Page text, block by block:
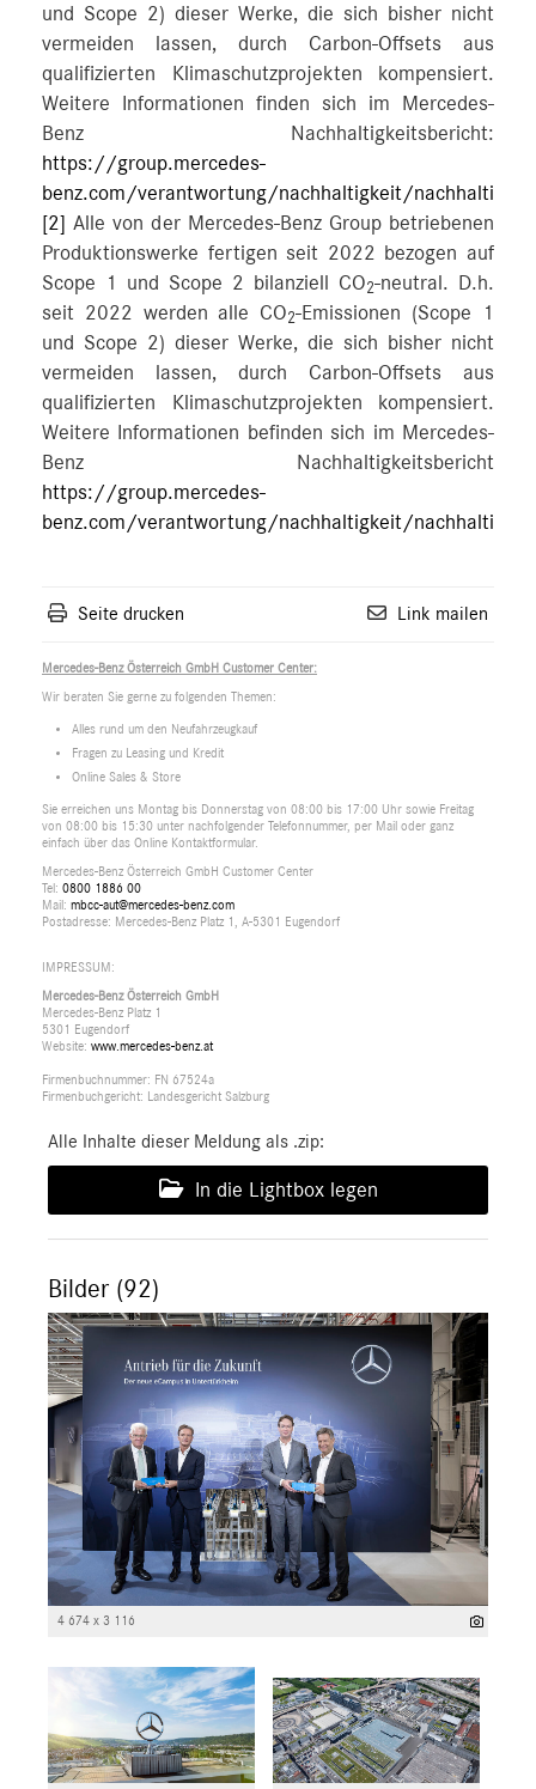
und Scope 2) dieser Werke, die sich bisher nicht
vermeiden lassen, durch Carbon-Offsets aus
qualifizierten Klimaschutzprojekten kompensiert.
Weitere Informationen finden sich im Mercedes-
Benz Nachhaltigkeitsbericht:
https://group.mercedes-
benz.com/verantwortung/nachhaltigkeit/
[2] Alle von der Mercedes-Benz Group betriebenen
Produktionswerke fertigen seit 2022 bezogen auf
Scope 1 und Scope 2 bilanziell CO2-neutral. D.h.
seit 2022 werden alle CO2-Emissionen (Scope 1
und Scope 2) dieser Werke, die sich bisher nicht
vermeiden lassen, durch Carbon-Offsets aus
qualifizierten Klimaschutzprojekten kompensiert.
Weitere Informationen befinden sich im Mercedes-
Benz Nachhaltigkeitsbericht
https://group.mercedes-
benz.com/verantwortung/nachhaltigkeit/
Seite drucken Link mailen
Mercedes-Benz Österreich GmbH Customer Center:
Wir beraten Sie gerne zu folgenden Themen:
Alles rund um den Neufahrzeugkauf
Fragen zu Leasing und Kredit
Online Sales & Store
Sie erreichen uns Montag bis Donnerstag von 08:00 bis 17:00 Uhr sowie Freitag
von 08:00 bis 15:30 unter nachfolgender Telefonnummer, per Mail oder ganz
einfach über das Online Kontaktformular.
Mercedes-Benz Österreich GmbH Customer Center
Tel: 0800 1886 00
Mail: mbcc-aut@mercedes-benz.com
Postadresse: Mercedes-Benz Platz 1, A-5301 Eugendorf
IMPRESSUM:
Mercedes-Benz Österreich GmbH
Mercedes-Benz Platz 1
5301 Eugendorf
Website: www.mercedes-benz.at
Firmenbuchnummer: FN 67524a
Firmenbuchgericht: Landesgericht Salzburg
Alle Inhalte dieser Meldung als .zip:
In die Lightbox legen
Bilder (92)
4 674 x 3 116